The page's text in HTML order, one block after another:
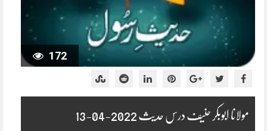
172
مولانا ابوبکر حنیف درس حدیث 2022-04-13